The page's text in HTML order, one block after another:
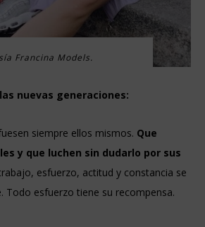
Francina Models.
nuevas generaciones:
siempre ellos mismos. Que
y que luchen sin dudarlo por sus
esfuerzo, actitud y constancia se
Todo esfuerzo tiene su recompensa.